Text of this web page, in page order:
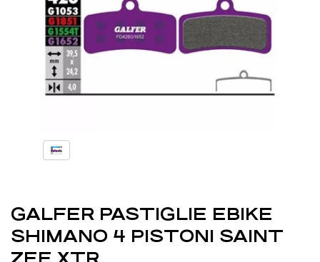
GALFER PASTIGLIE EBIKE
SHIMANO 4 PISTONI SAINT
ZEE XTR